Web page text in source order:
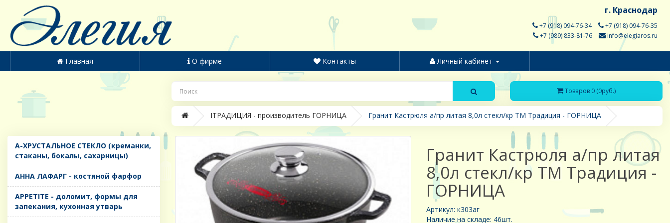
г. Краснодар
+7 (918) 094-76-34
+7 (918) 094-76-35
+7 (989) 833-81-76
info@elegiaros.ru
Главная О фирме Контакты Личный кабинет
Товаров 0 (0руб.)
IТРАДИЦИЯ - производитель ГОРНИЦА Гранит Кастрюля а/пр литая 8,0л стекл/кр ТМ Традиция - ГОРНИЦА
A-ХРУСТАЛЬНОЕ СТЕКЛО (креманки,
стаканы, бокалы, сахарницы)
AHHA ЛАФАРГ - костяной фарфор
APPETITE - доломит, формы для
запекания, кухонная утварь
Гранит Кастрюля а/пр литая
8,0л стекл/кр ТМ Традиция -
ГОРНИЦА
Артикул: к303аг
Наличие на складе: 46шт.